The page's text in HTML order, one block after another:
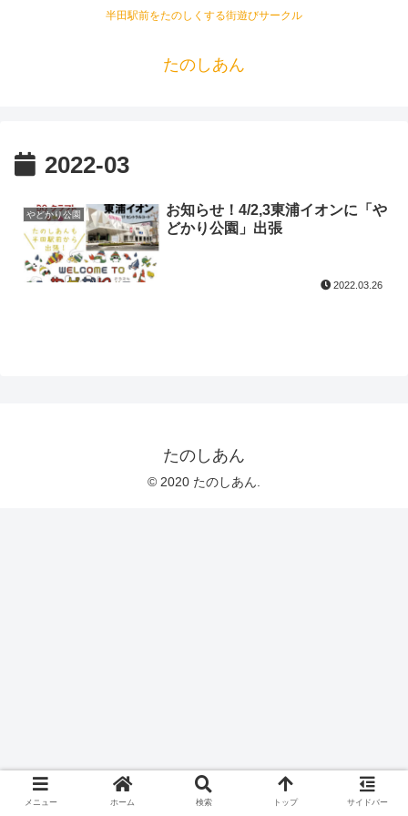
半田駅前をたのしくする街遊びサークル
たのしあん
2022-03
やどかり公園
お知らせ！4/2,3東浦イオンに「や
どかり公園」出張
2022.03.26
たのしあん
© 2020 たのしあん.
メニュー ホーム 検索 トップ サイドバー